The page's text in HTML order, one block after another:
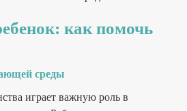
как помочь
среды
играет важную роль в